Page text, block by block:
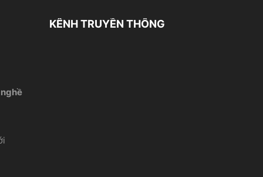
KÊNH TRUYỀN THÔNG